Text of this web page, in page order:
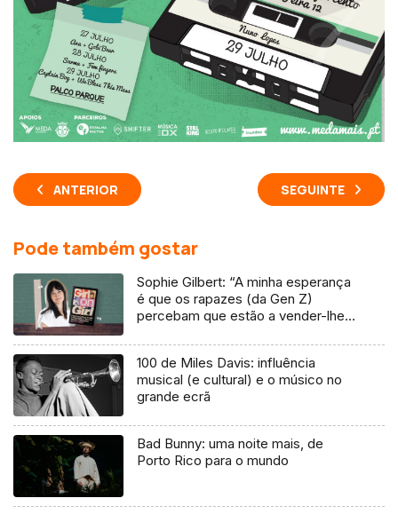
ANTERIOR SEGUINTE
Pode também gostar
Sophie Gilbert: “A minha esperança
é que os rapazes (da Gen Z)
percebam que estão a vender-lhes
100 de Miles Davis: influência
musical (e cultural) e o músico no
grande ecrã
Bad Bunny: uma noite mais, de
Porto Rico para o mundo